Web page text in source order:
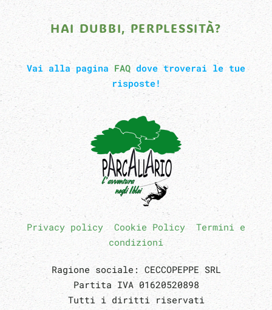
HAI DUBBI, PERPLESSITÀ?
Vai alla pagina FAQ dove troverai le tue
risposte!
Privacy policy Cookie Policy
Termini e
condizioni
Ragione sociale: CECCOPEPPE SRL
Partita IVA 01620520898
Tutti i diritti riservati